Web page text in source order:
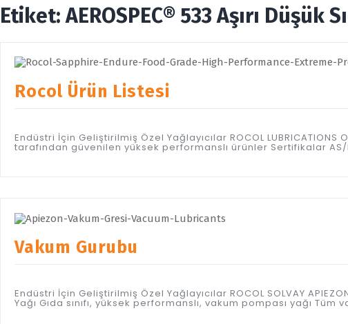
Etiket:AEROSPEC® 533 Aşırı Düşük
Rocol Ürün Listesi
Endüstri İçin Geliştirilmiş Özel Yağlayıcılar ROCOL
tarafından güvenilen yüksek performanslı ürünler Sertifikalar
Vakum Gurubu
Endüstri İçin Geliştirilmiş Özel Yağlayıcılar ROCOL SOLVAY
Yağı Gıda sınıfı, yüksek performanslı, vakum pompası yağı Tüm